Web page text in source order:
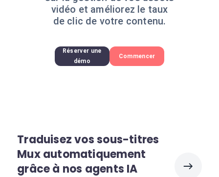
vidéo et améliorez le taux
de clic de votre contenu.
Réserver une
démo
Commencer
Traduisez vos sous-titres
Mux automatiquement
grâce à nos agents IA